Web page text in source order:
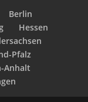
Berlin
Hessen
Pfalz
Anhalt